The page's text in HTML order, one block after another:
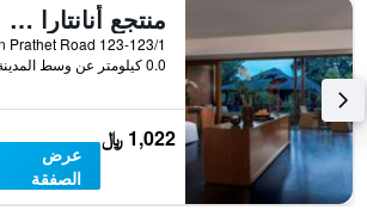
منتجع أنانتارا شيانغ ماي
0.0 كيلومتر عن وسط المدينة
1,022 ﷼
عرض
الصفقة